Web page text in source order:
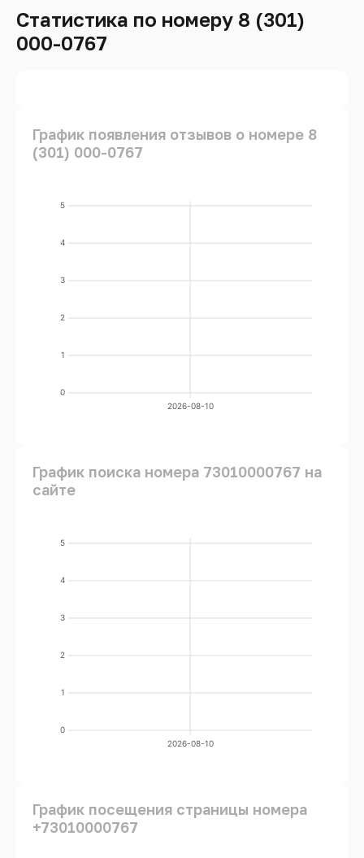
Статистика по номеру 8 (301)
000-0767
График появления отзывов о номере 8
(301) 000-0767
0
1
2
3
4
5
2026-08-10
График поиска номера 73010000767 на
сайте
0
1
2
3
4
5
2026-08-10
График посещения страницы номера
+73010000767